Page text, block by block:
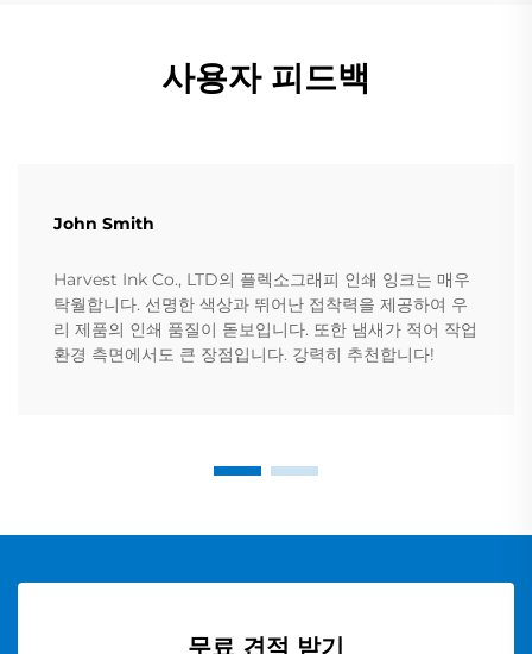
사용자 피드백
John Smith
Harvest Ink Co., LTD의 플렉소그래피 인쇄 잉크는 매우
탁월합니다. 선명한 색상과 뛰어난 접착력을 제공하여 우
리 제품의 인쇄 품질이 돋보입니다. 또한 냄새가 적어 작업
환경 측면에서도 큰 장점입니다. 강력히 추천합니다!
무료 견적 받기